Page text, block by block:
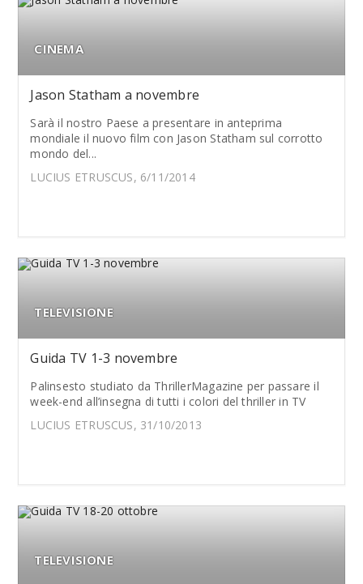
CINEMA
Jason Statham a novembre
Sarà il nostro Paese a presentare in anteprima
mondiale il nuovo film con Jason Statham sul corrotto
mondo del...
LUCIUS ETRUSCUS, 6/11/2014
TELEVISIONE
Guida TV 1-3 novembre
Palinsesto studiato da ThrillerMagazine per passare il
week-end all’insegna di tutti i colori del thriller in TV
LUCIUS ETRUSCUS, 31/10/2013
TELEVISIONE